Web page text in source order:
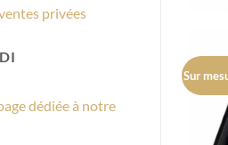
privées
dédiée à notre
Sur